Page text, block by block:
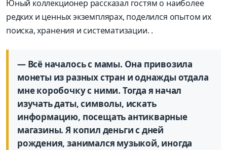
Юный коллекционер рассказал гостям о наиболее
редких и ценных экземплярах, поделился опытом их
поиска, хранения и систематизации. .
— Всё началось с мамы. Она привозила
монеты из разных стран и однажды отдала
мне коробочку с ними. Тогда я начал
изучать даты, символы, искать
информацию, посещать антикварные
магазины. Я копил деньги с дней
рождения, занимался музыкой, иногда